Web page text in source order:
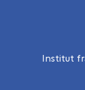
Institut